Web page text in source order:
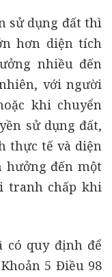
sử dụng đất thì
hơn diện tích
nhiều đến
với người
khi chuyển
sử dụng đất,
thực tế và diện
hưởng đến một
tranh chấp khi
có quy định để
5 Điều 98